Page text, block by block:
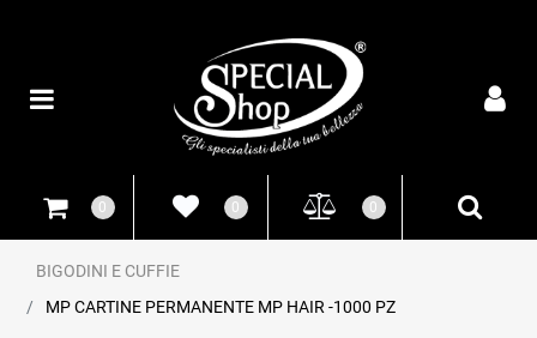
0 0 0
BIGODINI E CUFFIE
MP CARTINE PERMANENTE MP HAIR -1000 PZ